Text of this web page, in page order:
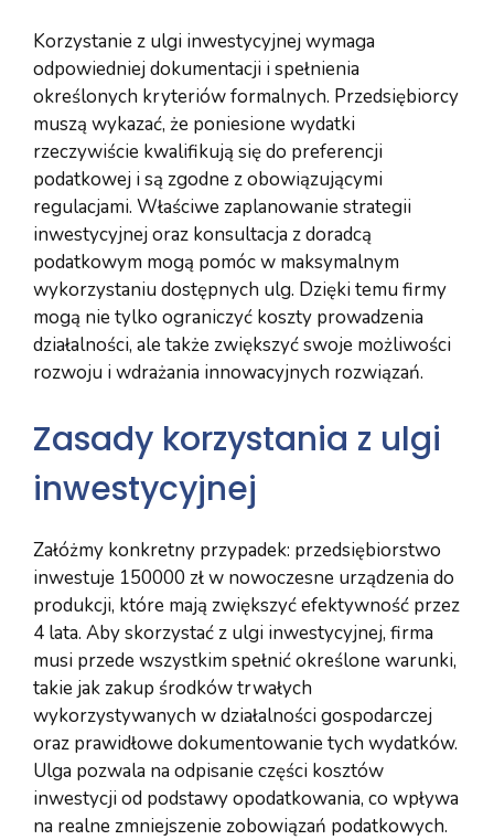
Korzystanie z ulgi inwestycyjnej wymaga
odpowiedniej dokumentacji i spełnienia
określonych kryteriów formalnych. Przedsiębiorcy
muszą wykazać, że poniesione wydatki
rzeczywiście kwalifikują się do preferencji
podatkowej i są zgodne z obowiązującymi
regulacjami. Właściwe zaplanowanie strategii
inwestycyjnej oraz konsultacja z doradcą
podatkowym mogą pomóc w maksymalnym
wykorzystaniu dostępnych ulg. Dzięki temu firmy
mogą nie tylko ograniczyć koszty prowadzenia
działalności, ale także zwiększyć swoje możliwości
rozwoju i wdrażania innowacyjnych rozwiązań.
Zasady korzystania z ulgi
inwestycyjnej
Załóżmy konkretny przypadek: przedsiębiorstwo
inwestuje 150000 zł w nowoczesne urządzenia do
produkcji, które mają zwiększyć efektywność przez
4 lata. Aby skorzystać z ulgi inwestycyjnej, firma
musi przede wszystkim spełnić określone warunki,
takie jak zakup środków trwałych
wykorzystywanych w działalności gospodarczej
oraz prawidłowe dokumentowanie tych wydatków.
Ulga pozwala na odpisanie części kosztów
inwestycji od podstawy opodatkowania, co wpływa
na realne zmniejszenie zobowiązań podatkowych.